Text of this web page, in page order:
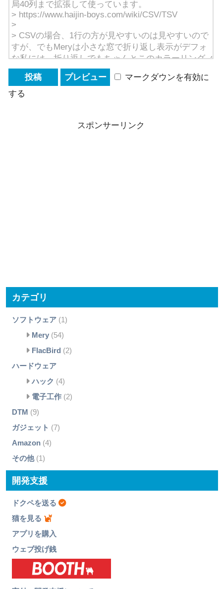
マークダウンを有効に
する
スポンサーリンク
カテゴリ
ソフトウェア(1)
Mery(54)
FlacBird (2)
ハードウェア
ハック (4)
電子工作(2)
DTM (9)
ガジェット (7)
Amazon(4)
その他(1)
開発支援
ドクペを送る
猫を見る
アプリを購入
ウェブ投げ銭